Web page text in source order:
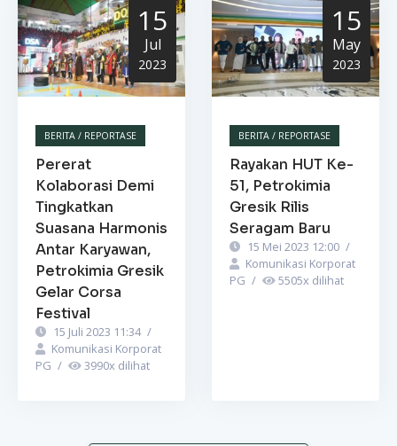
15
Jul
2023
BERITA / REPORTASE
Pererat
Kolaborasi Demi
Tingkatkan
Suasana Harmonis
Antar Karyawan,
Petrokimia Gresik
Gelar Corsa
Festival
15 Juli 2023 11:34 /
Komunikasi Korporat
PG / 3990x dilihat
15
May
2023
BERITA / REPORTASE
Rayakan HUT Ke-
51, Petrokimia
Gresik Rilis
Seragam Baru
15 Mei 2023 12:00 /
Komunikasi Korporat
PG / 5505x dilihat